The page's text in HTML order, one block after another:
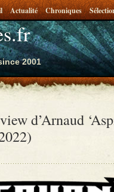
2001
Actualité Chroniques
d’Arnaud